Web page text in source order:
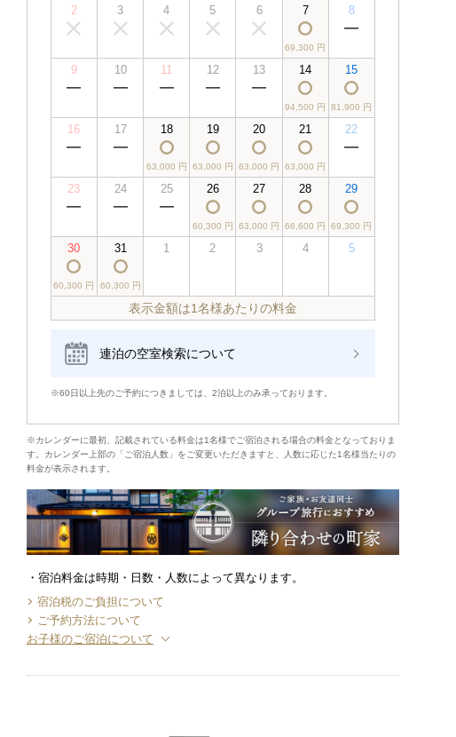
2 3 4 5 6 7
69,300 円
8
9 10 11 12 13 14
94,500 円
15
81,900 円
16 17 18
63,000 円
19
63,000 円
20
63,000 円
21
63,000 円
22
23 24 25 26
60,300 円
27
63,000 円
28
66,600 円
29
69,300 円
30
60,300 円
31
60,300 円
1 2 3 4 5
表示金額は1名様あたりの料金
連泊の空室検索について
※60日以上先のご予約につきましては、2泊以上のみ承っております。
※カレンダーに最初、記載されている料金は1名様でご宿泊される場合の料金となっておりま
す。カレンダー上部の「ご宿泊人数」をご変更いただきますと、人数に応じた1名様当たりの
料金が表示されます。
宿泊料金は時期・日数・人数によって異なります。
宿泊税のご負担について
ご予約方法について
お子様のご宿泊について